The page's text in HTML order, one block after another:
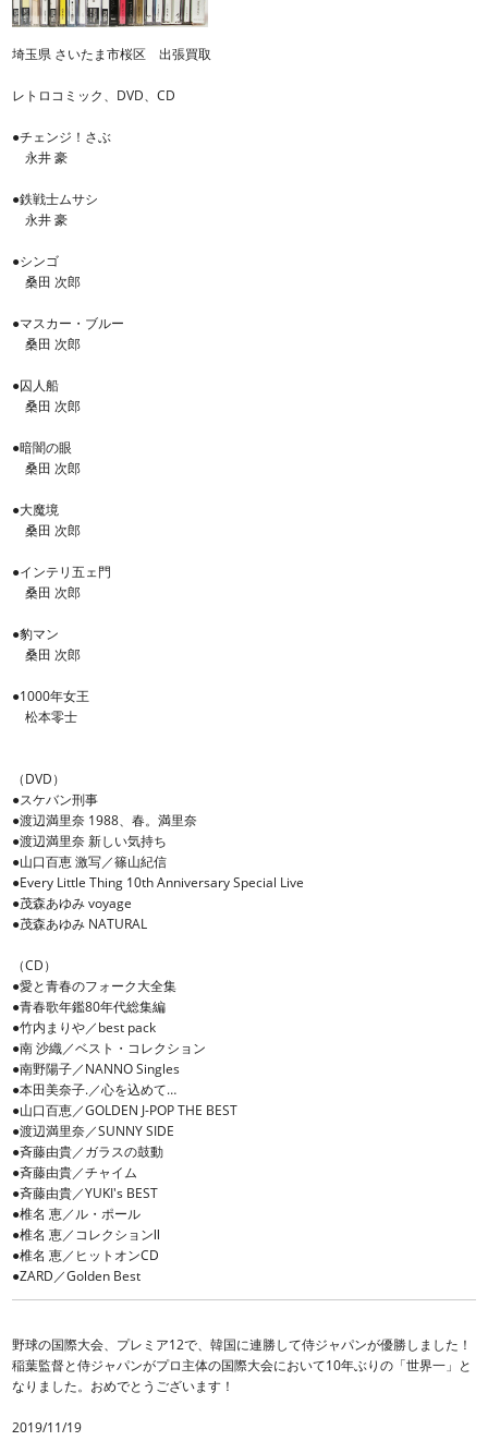
埼玉県 さいたま市桜区 出張買取
レトロコミック、DVD、CD
●チェンジ！さぶ
永井 豪
●鉄戦士ムサシ
永井 豪
●シンゴ
桑田 次郎
●マスカー・ブルー
桑田 次郎
●囚人船
桑田 次郎
●暗闇の眼
桑田 次郎
●大魔境
桑田 次郎
●インテリ五ェ門
桑田 次郎
●豹マン
桑田 次郎
●1000年女王
松本零士
（DVD）
●スケバン刑事
●渡辺満里奈 1988、春。満里奈
●渡辺満里奈 新しい気持ち
●山口百恵 激写／篠山紀信
●Every Little Thing 10th Anniversary Special Live
●茂森あゆみ voyage
●茂森あゆみ NATURAL
（CD）
●愛と青春のフォーク大全集
●青春歌年鑑80年代総集編
●竹内まりや／best pack
●南 沙織／ベスト・コレクション
●南野陽子／NANNO Singles
●本田美奈子.／心を込めて…
●山口百恵／GOLDEN J-POP THE BEST
●渡辺満里奈／SUNNY SIDE
●斉藤由貴／ガラスの鼓動
●斉藤由貴／チャイム
●斉藤由貴／YUKI's BEST
●椎名 恵／ル・ポール
●椎名 恵／コレクションⅡ
●椎名 恵／ヒットオンCD
●ZARD／Golden Best
野球の国際大会、プレミア12で、韓国に連勝して侍ジャパンが優勝しました！
稲葉監督と侍ジャパンがプロ主体の国際大会において10年ぶりの「世界一」と
なりました。おめでとうございます！
2019/11/19